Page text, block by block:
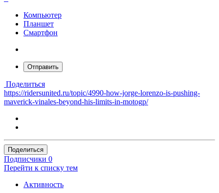
Компьютер
Планшет
Смартфон
Отправить
Поделиться
https://ridersunited.ru/topic/4990-how-jorge-lorenzo-is-pushing-
maverick-vinales-beyond-his-limits-in-motogp/
Поделиться
Подписчики 0
Перейти к списку тем
Активность